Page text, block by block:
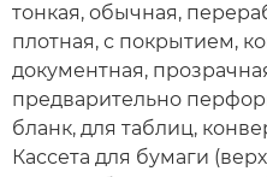
тонкая, обычная,
плотная, с покрытием,
документная,
предварительно
бланк, для таблиц,
Кассета для бумаги